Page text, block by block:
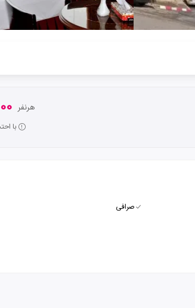
هرنفر
با
صرافی